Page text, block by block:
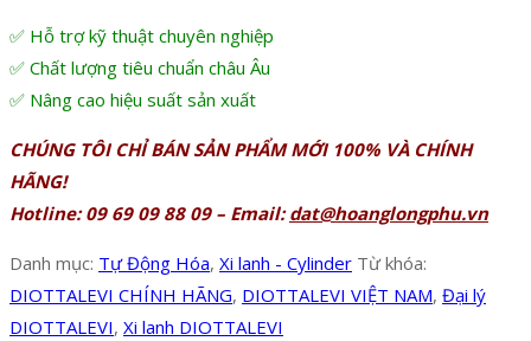
✅ Hỗ trợ kỹ thuật chuyên nghiệp
✅ Chất lượng tiêu chuẩn châu Âu
✅ Nâng cao hiệu suất sản xuất
CHÚNG TÔI CHỈ BÁN SẢN PHẨM MỚI 100% VÀ CHÍNH
HÃNG!
Hotline: 09 69 09 88 09 – Email:dat@hoanglongphu.vn
Danh mục: Tự Động Hóa, Xi lanh - Cylinder Từ khóa:
DIOTTALEVI CHÍNH HÃNG, DIOTTALEVI VIỆT NAM, Đại lý
DIOTTALEVI, Xi lanh DIOTTALEVI